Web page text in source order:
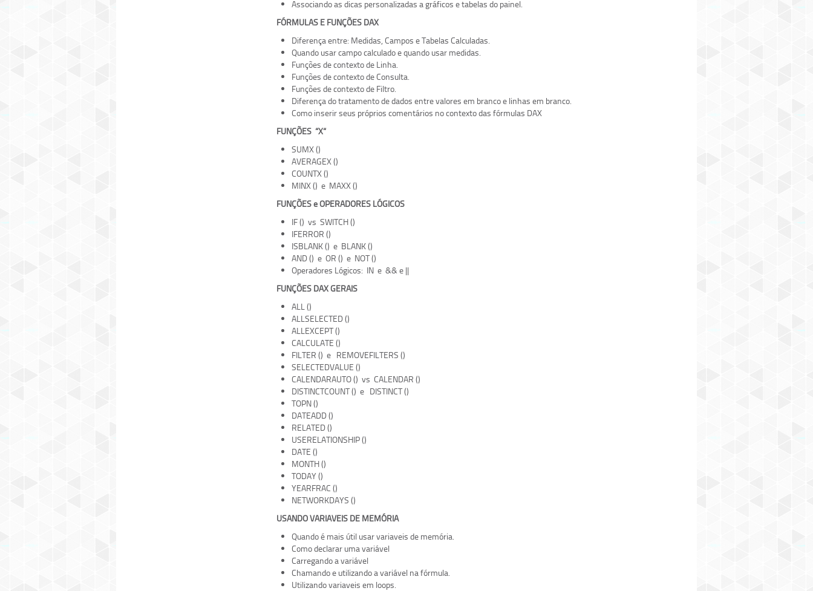
Associando as dicas personalizadas a gráficos e tabelas do painel.
FÓRMULAS E FUNÇÕES DAX
Diferença entre: Medidas, Campos e Tabelas Calculadas.
Quando usar campo calculado e quando usar medidas.
Funções de contexto de Linha.
Funções de contexto de Consulta.
Funções de contexto de Filtro.
Diferença do tratamento de dados entre valores em branco e linhas em branco.
Como inserir seus próprios comentários no contexto das fórmulas DAX
FUNÇÕES “X“
SUMX ()
AVERAGEX ()
COUNTX ()
MINX () e MAXX ()
FUNÇÕES e OPERADORES LÓGICOS
IF () vs SWITCH ()
IFERROR ()
ISBLANK () e BLANK ()
AND () e OR () e NOT ()
Operadores Lógicos: IN e && e ||
FUNÇÕES DAX GERAIS
ALL ()
ALLSELECTED ()
ALLEXCEPT ()
CALCULATE ()
FILTER () e REMOVEFILTERS ()
SELECTEDVALUE ()
CALENDARAUTO () vs CALENDAR ()
DISTINCTCOUNT () e DISTINCT ()
TOPN ()
DATEADD ()
RELATED ()
USERELATIONSHIP ()
DATE ()
MONTH ()
TODAY ()
YEARFRAC ()
NETWORKDAYS ()
USANDO VARIAVEIS DE MEMÓRIA
Quando é mais útil usar variaveis de memória.
Como declarar uma variável
Carregando a variável
Chamando e utilizando a variável na fórmula.
Utilizando variaveis em loops.